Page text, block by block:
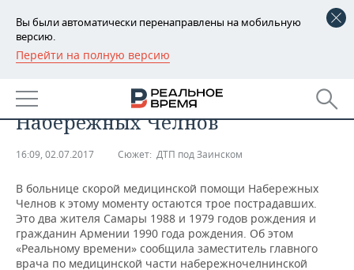
Вы были автоматически перенаправлены на мобильную
версию.
Перейти на полную версию
РЕГИОНЫ
БАШКОРТОСТАН
ТАТАРСТАН
НОВОСТИ
АНАЛИТИКА
ДЕКЛАРАЦИИ О ДОХОДАХ
КОРОЛИ ГОСЗАКАЗА ПФО
НОВОСТИ ЭКОНОМИКИ
ФИНАНСЫ
ПРОМЫШЛЕННОСТЬ
НОВОСТИ
ПРОМЫШЛЕННОСТИ
НЕДВИЖИМОСТЬ
Татарстане остаются в больнице
Набережных Челнов
16:09, 02.07.2017 Сюжет: ДТП под Заинском
В больнице скорой медицинской помощи Набережных
Челнов к этому моменту остаются трое пострадавших.
Это два жителя Самары 1988 и 1979 годов рождения и
гражданин Армении 1990 года рождения. Об этом
«Реальному времени» сообщила заместитель главного
врача по медицинской части набережночелнинской